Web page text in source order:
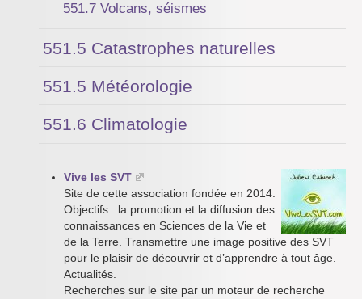
551.7 Volcans, séismes
551.5 Catastrophes naturelles
551.5 Météorologie
551.6 Climatologie
Vive les SVT
Site de cette association fondée en 2014.
Objectifs : la promotion et la diffusion des
connaissances en Sciences de la Vie et
de la Terre. Transmettre une image positive des SVT
pour le plaisir de découvrir et d’apprendre à tout âge.
Actualités.
Recherches sur le site par un moteur de recherche